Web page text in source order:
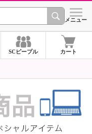
ショッ
メニュー
SCピープル カート